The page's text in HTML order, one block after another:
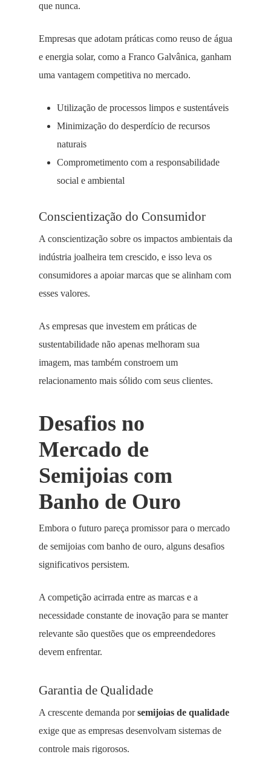
que nunca.
Empresas que adotam práticas como reuso de água
e energia solar, como a Franco Galvânica, ganham
uma vantagem competitiva no mercado.
Utilização de processos limpos e sustentáveis
Minimização do desperdício de recursos
naturais
Comprometimento com a responsabilidade
social e ambiental
Conscientização do Consumidor
A conscientização sobre os impactos ambientais da
indústria joalheira tem crescido, e isso leva os
consumidores a apoiar marcas que se alinham com
esses valores.
As empresas que investem em práticas de
sustentabilidade não apenas melhoram sua
imagem, mas também constroem um
relacionamento mais sólido com seus clientes.
Desafios no
Mercado de
Semijoias com
Banho de Ouro
Embora o futuro pareça promissor para o mercado
de semijoias com banho de ouro, alguns desafios
significativos persistem.
A competição acirrada entre as marcas e a
necessidade constante de inovação para se manter
relevante são questões que os empreendedores
devem enfrentar.
Garantia de Qualidade
A crescente demanda porsemijoias de qualidade
exige que as empresas desenvolvam sistemas de
controle mais rigorosos.